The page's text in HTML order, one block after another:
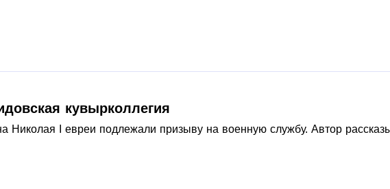
кувырколлегия
Николая I евреи подлежали призыву на военную службу. Автор